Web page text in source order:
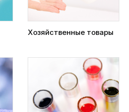
Хозяйственные товары